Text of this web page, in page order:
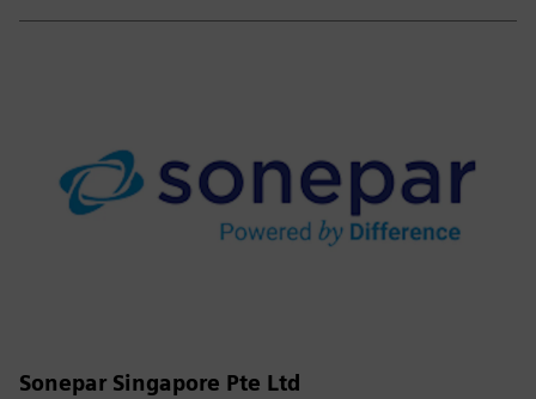
Sonepar Singapore Pte Ltd